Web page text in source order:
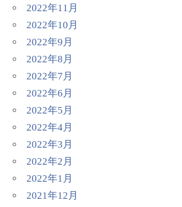
2022年11月
2022年10月
2022年9月
2022年8月
2022年7月
2022年6月
2022年5月
2022年4月
2022年3月
2022年2月
2022年1月
2021年12月